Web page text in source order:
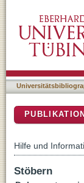
Hilfe und
Stöbern